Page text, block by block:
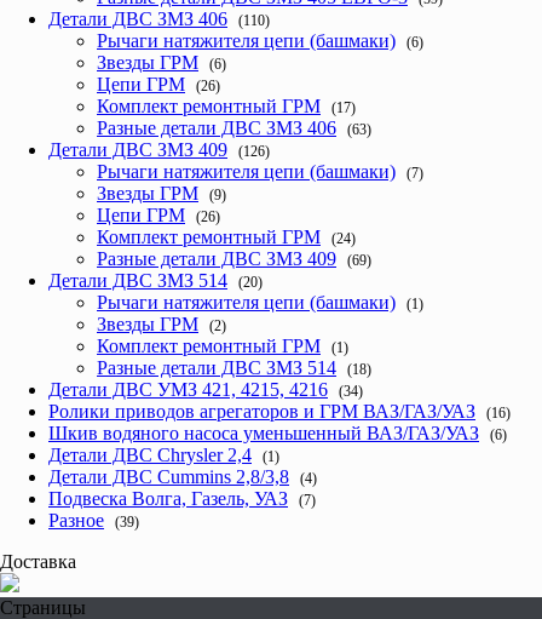
Детали ДВС ЗМЗ 406 (110)
Рычаги натяжителя цепи (башмаки) (6)
Звезды ГРМ (6)
Цепи ГРМ (26)
Комплект ремонтный ГРМ (17)
Разные детали ДВС ЗМЗ 406 (63)
Детали ДВС ЗМЗ 409 (126)
Рычаги натяжителя цепи (башмаки) (7)
Звезды ГРМ (9)
Цепи ГРМ (26)
Комплект ремонтный ГРМ (24)
Разные детали ДВС ЗМЗ 409 (69)
Детали ДВС ЗМЗ 514 (20)
Рычаги натяжителя цепи (башмаки) (1)
Звезды ГРМ (2)
Комплект ремонтный ГРМ (1)
Разные детали ДВС ЗМЗ 514 (18)
Детали ДВС УМЗ 421, 4215, 4216 (34)
Ролики приводов агрегаторов и ГРМ ВАЗ/ГАЗ/УАЗ (16)
Шкив водяного насоса уменьшенный ВАЗ/ГАЗ/УАЗ (6)
Детали ДВС Chrysler 2,4 (1)
Детали ДВС Cummins 2,8/3,8 (4)
Подвеска Волга, Газель, УАЗ (7)
Разное (39)
Доставка
Страницы